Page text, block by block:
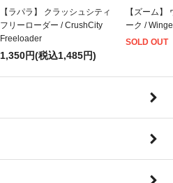
【ラパラ】 クラッシュシティ
フリーローダー / CrushCity
Freeloader
1,350円(税込1,485円)
【ズーム】
ーク /
SOLD OUT